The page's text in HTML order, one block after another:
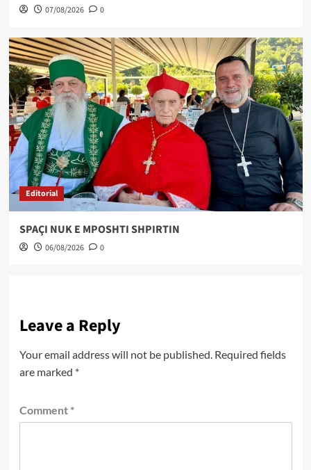
07/08/2026 0
Editorial
SPAÇI NUK E MPOSHTI SHPIRTIN
06/08/2026 0
Leave a Reply
Your email address will not be published. Required fields
are marked *
Comment *